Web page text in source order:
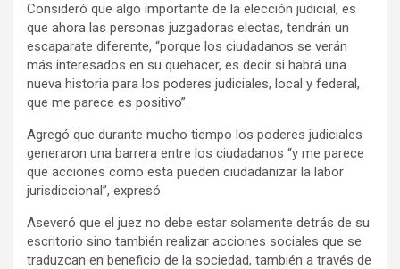
Consideró que algo importante de la elección judicial, es
que ahora las personas juzgadoras electas, tendrán un
escaparate diferente, “porque los ciudadanos se verán
más interesados en su quehacer, es decir si habrá una
nueva historia para los poderes judiciales, local y federal,
que me parece es positivo”.
Agregó que durante mucho tiempo los poderes judiciales
generaron una barrera entre los ciudadanos “y me parece
que acciones como esta pueden ciudadanizar la labor
jurisdiccional”, expresó.
Aseveró que el juez no debe estar solamente detrás de su
escritorio sino también realizar acciones sociales que se
traduzcan en beneficio de la sociedad, también a través de